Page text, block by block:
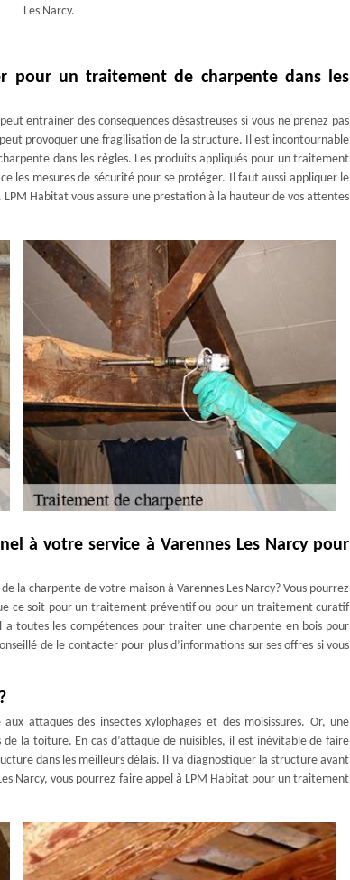
Les Narcy.
pour un traitement de charpente dans les
entrainer des conséquences désastreuses si vous ne prenez pas
provoquer une fragilisation de la structure. Il est incontournable
dans les règles. Les produits appliqués pour un traitement
les mesures de sécurité pour se protéger. Il faut aussi appliquer le
Habitat vous assure une prestation à la hauteur de vos attentes
à votre service à Varennes Les Narcy pour
la charpente de votre maison à Varennes Les Narcy? Vous pourrez
ce soit pour un traitement préventif ou pour un traitement curatif
toutes les compétences pour traiter une charpente en bois pour
de le contacter pour plus d’informations sur ses offres si vous
attaques des insectes xylophages et des moisissures. Or, une
la toiture. En cas d’attaque de nuisibles, il est inévitable de faire
dans les meilleurs délais. Il va diagnostiquer la structure avant
Narcy, vous pourrez faire appel à LPM Habitat pour un traitement